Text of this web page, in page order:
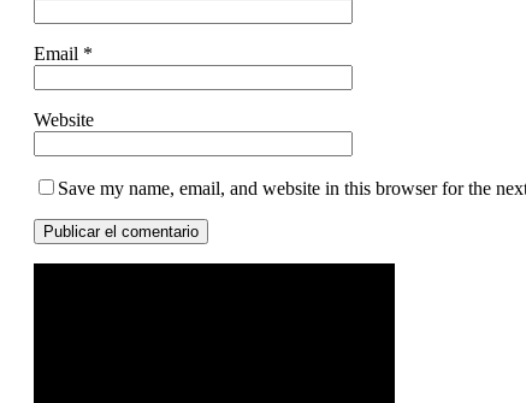
Email *
Website
Save my name, email, and website in this browser for the